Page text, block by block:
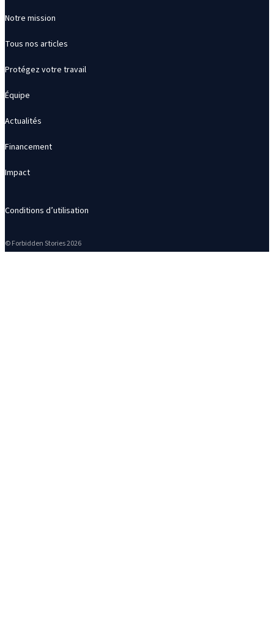
Notre mission
Tous nos articles
Protégez votre travail
Équipe
Actualités
Financement
Impact
Conditions d’utilisation
© Forbidden Stories 2026